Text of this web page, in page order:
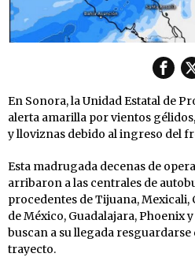
En Sonora, la Unidad Estatal de
alerta amarilla por vientos
y lloviznas debido al ingreso del
Esta madrugada decenas de
arribaron a las centrales de
procedentes de Tijuana, Mexicali,
de México, Guadalajara, Phoenix
buscan a su llegada
trayecto.